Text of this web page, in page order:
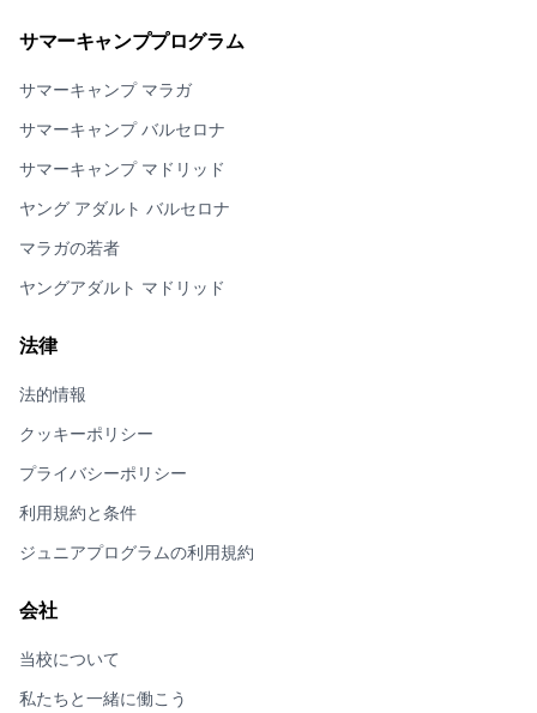
サマーキャンププログラム
サマーキャンプ マラガ
サマーキャンプ バルセロナ
サマーキャンプ マドリッド
ヤング アダルト バルセロナ
マラガの若者
ヤングアダルト マドリッド
法律
法的情報
クッキーポリシー
プライバシーポリシー
利用規約と条件
ジュニアプログラムの利用規約
会社
当校について
私たちと一緒に働こう